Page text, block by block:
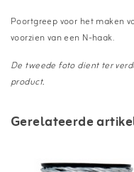
Poortgreep voor het maken
voorzien van een N-haak.
De tweede foto dient ter
product.
Gerelateerde